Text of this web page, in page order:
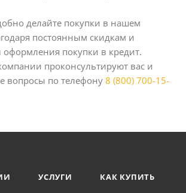
делайте покупки в нашем
постоянным скидкам и
оформления покупки в кредит.
проконсультируют вас и
вопросы по телефону 8 (800) 700-15-
УСЛУГИ
КАК КУПИТЬ